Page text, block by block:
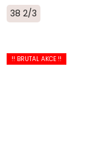
38 2/3
!! BRUTAL AKCE !!